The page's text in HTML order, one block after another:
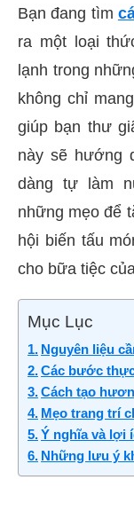
Bạn đang tìm
ra một loại
lạnh trong
không chỉ
giúp bạn thư
này sẽ hướng
dàng tự làm
những mẹo để
hội biến tấu
cho bữa tiệc
Mục Lục
Nguyên liệu
Các bước
Cách tạo
Mẹo trang trí
Ý nghĩa và lợi
Những lưu ý